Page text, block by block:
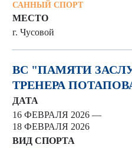
САННЫЙ СПОРТ
МЕСТО
г. Чусовой
ВС "ПАМЯТИ
ТРЕНЕРА
ДАТА
16 ФЕВРАЛЯ 2026 —
18 ФЕВРАЛЯ 2026
ВИД СПОРТА